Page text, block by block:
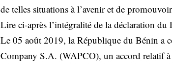
de telles situations à l’avenir et de
Lire ci-après l’intégralité de la déclaration du
Le 05 août 2019, la République du Bénin a
Company S.A. (WAPCO), un accord relatif